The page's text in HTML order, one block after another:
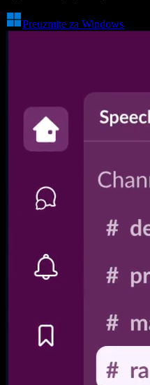
Preuzmite za Windows